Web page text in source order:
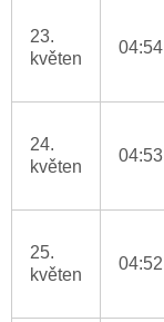
23.
květen
04:54
24.
květen
04:53
25.
květen
04:52